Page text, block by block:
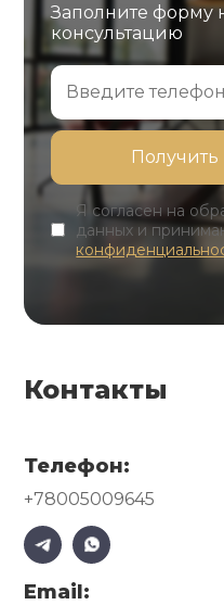
Заполните форму
консультацию
Я согласен на
данных и
Контакты
Телефон:
+78005009645
Email: